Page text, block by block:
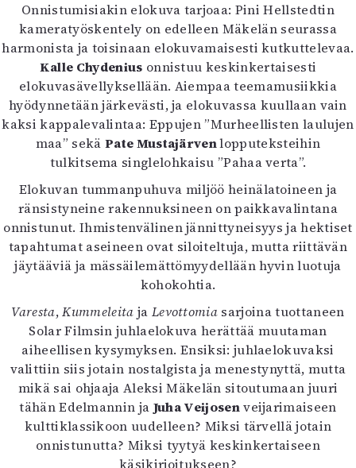
Onnistumisiakin elokuva tarjoaa: Pini Hellstedtin
kameratyöskentely on edelleen Mäkelän seurassa
harmonista ja toisinaan elokuvamaisesti kutkuttelevaa.
Kalle Chydenius onnistuu keskinkertaisesti
elokuvasävellyksellään. Aiempaa teemamusiikkia
hyödynnetään järkevästi, ja elokuvassa kuullaan vain
kaksi kappalevalintaa: Eppujen ”Murheellisten laulujen
maa” sekä Pate Mustajärvenlopputeksteihin
tulkitsema singlelohkaisu ”Pahaa verta”.
Elokuvan tummanpuhuva miljöö heinälatoineen ja
ränsistyneine rakennuksineen on paikkavalintana
onnistunut. Ihmistenvälinen jännittyneisyys ja hektiset
tapahtumat aseineen ovat siloiteltuja, mutta riittävän
jäytääviä ja mässäilemättömyydellään hyvin luotuja
kohokohtia.
Varesta,Kummeleita ja Levottomia sarjoina tuottaneen
Solar Filmsin juhlaelokuva herättää muutaman
aiheellisen kysymyksen. Ensiksi: juhlaelokuvaksi
valittiin siis jotain nostalgista ja menestynyttä, mutta
mikä sai ohjaaja Aleksi Mäkelän sitoutumaan juuri
tähän Edelmannin ja Juha Veijosenveijarimaiseen
kulttiklassikoon uudelleen? Miksi tärvellä jotain
onnistunutta? Miksi tyytyä keskinkertaiseen
käsikirjoitukseen?